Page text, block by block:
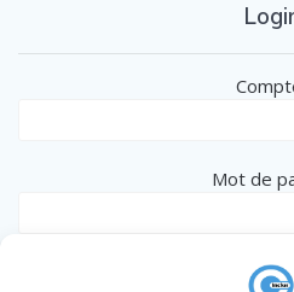
Mot de